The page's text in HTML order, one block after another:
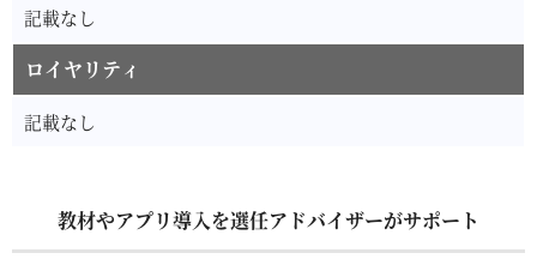
記載なし
ロイヤリティ
記載なし
教材やアプリ導入を選任アドバイザーがサポート